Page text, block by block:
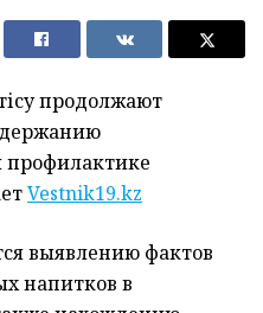
продолжают
профилактике
Vestnik19.kz
выявлению фактов
напитков в